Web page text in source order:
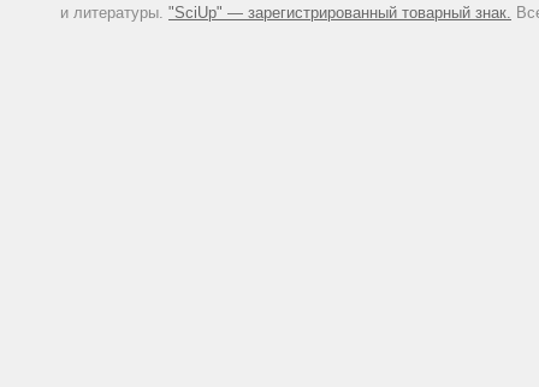
и литературы. "SciUp" — зарегистрированный товарный знак.